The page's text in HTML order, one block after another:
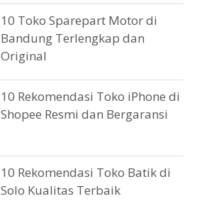
10 Toko Sparepart Motor di
Bandung Terlengkap dan
Original
10 Rekomendasi Toko iPhone di
Shopee Resmi dan Bergaransi
10 Rekomendasi Toko Batik di
Solo Kualitas Terbaik